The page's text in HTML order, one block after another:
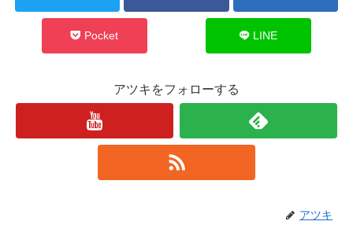
Pocket LINE
アツキをフォローする
アツキ